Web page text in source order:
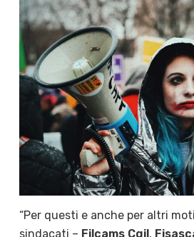
“Per questi e anche per altri
sindacati – Filcams Cgil ,